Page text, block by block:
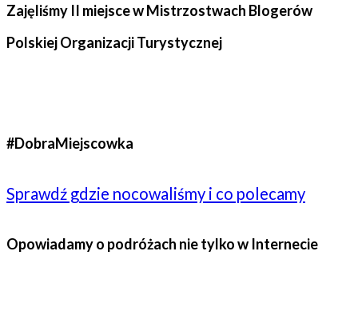
Zajęliśmy II miejsce w Mistrzostwach Blogerów
Polskiej Organizacji Turystycznej
#DobraMiejscowka
Sprawdź gdzie nocowaliśmy i co polecamy
Opowiadamy o podróżach nie tylko w Internecie